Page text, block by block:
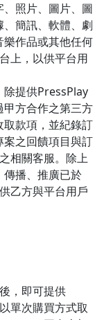
照片、圖片、圖
簡訊、軟體、劇
作品或其他任何
上，以供平台用
除提供PressPlay
方合作之第三方
款項，並紀錄訂
之回饋項目與訂
相關客服。除上
播、推廣已於
乙方與平台用戶
，即可提供
單次購買方式取